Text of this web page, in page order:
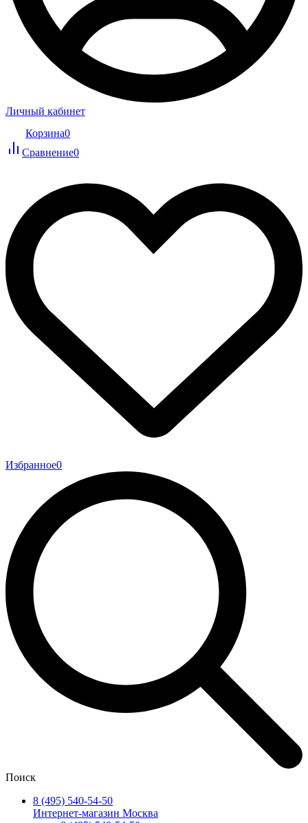
Личный кабинет
Корзина0
Сравнение0
Избранное0
Поиск
8 (495) 540-54-50
Интернет-магазин Москва